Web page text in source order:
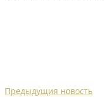
Предыдущия новость